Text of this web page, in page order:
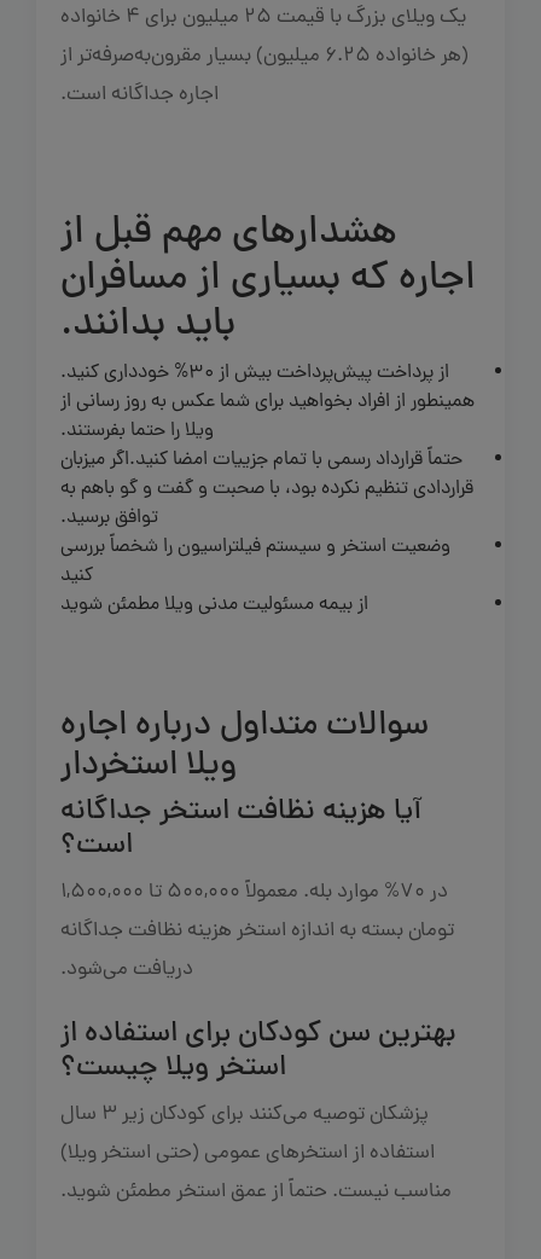
یک ویلای بزرگ با قیمت 25 میلیون برای 4 خانواده
(هر خانواده 6.25 میلیون) بسیار مقرون‌به‌صرفه‌تر از
اجاره جداگانه است.
هشدارهای مهم قبل از
اجاره که بسیاری از مسافران
باید بدانند.
از پرداخت پیش‌پرداخت بیش از 30% خودداری کنید.
همینطور از افراد بخواهید برای شما عکس به روز رسانی از
ویلا را حتما بفرستند.
حتماً قرارداد رسمی با تمام جزییات امضا کنید.اگر میزبان
قراردادی تنظیم نکرده بود، با صحبت و گفت و گو باهم به
توافق برسید.
وضعیت استخر و سیستم فیلتراسیون را شخصاً بررسی
کنید
از بیمه مسئولیت مدنی ویلا مطمئن شوید
سوالات متداول درباره اجاره
ویلا استخردار
آیا هزینه نظافت استخر جداگانه
است؟
در 70% موارد بله. معمولاً 500,000 تا 1,500,000
تومان بسته به اندازه استخر هزینه نظافت جداگانه
دریافت می‌شود.
بهترین سن کودکان برای استفاده از
استخر ویلا چیست؟
پزشکان توصیه می‌کنند برای کودکان زیر 3 سال
استفاده از استخرهای عمومی (حتی استخر ویلا)
مناسب نیست. حتماً از عمق استخر مطمئن شوید.